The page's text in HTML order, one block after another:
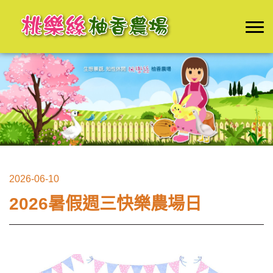
2026-06-10
2026暑假週三快樂農場日